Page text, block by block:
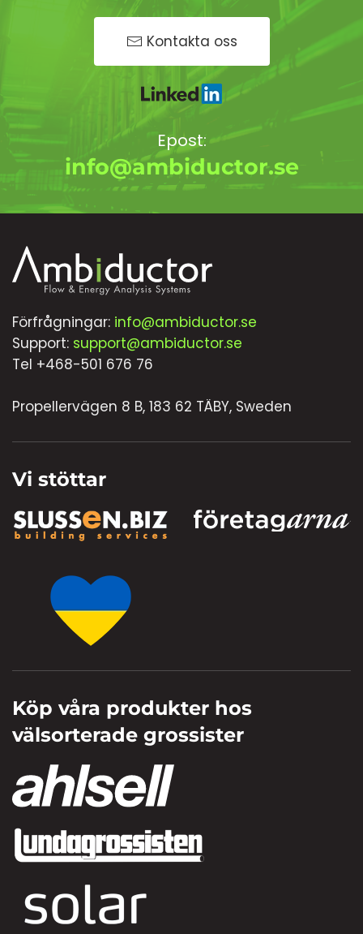
Kontakta oss
Epost:
info@ambiductor.se
Förfrågningar: info@ambiductor.se
Support: support@ambiductor.se
Tel +468-501 676 76
Propellervägen 8 B, 183 62 TÄBY, Sweden
Vi stöttar
Köp våra produkter hos
välsorterade grossister